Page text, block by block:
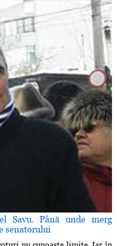
Savu. Până unde merg
senatorului